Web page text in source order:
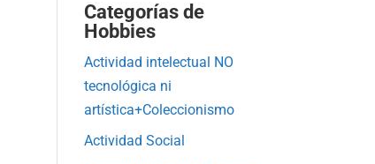
Categorías de
Hobbies
Actividad intelectual NO
tecnológica ni
artística+Coleccionismo
Actividad Social